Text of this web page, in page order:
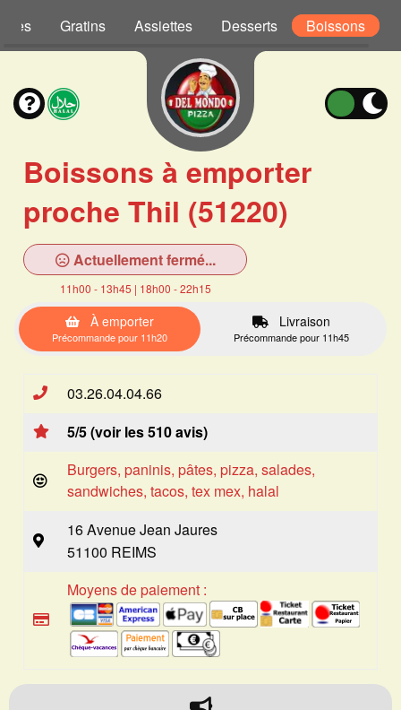
Gratins Assiettes Desserts Boissons
Boissons à emporter
proche Thil (51220)
Actuellement fermé...
11h00 - 13h45 | 18h00 - 22h15
À emporter
Précommande pour 11h20
Livraison
Précommande pour 11h45
03.26.04.04.66
5/5 (voir les 510 avis)
Burgers, paninis, pâtes, pizza, salades,
sandwiches, tacos, tex mex, halal
16 Avenue Jean Jaures
51100 REIMS
Moyens de paiement :